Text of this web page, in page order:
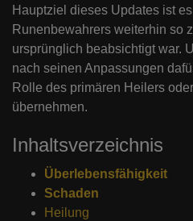
Hauptziel dieses Updates ist
Runenbewahrers weiterhin so
ursprünglich beabsichtigt war.
nach seinen Anpassungen
Rolle des primären Heilers
übernehmen.
Inhaltsverzeichnis
Überlebensfähigkeit
Schaden
Heilung